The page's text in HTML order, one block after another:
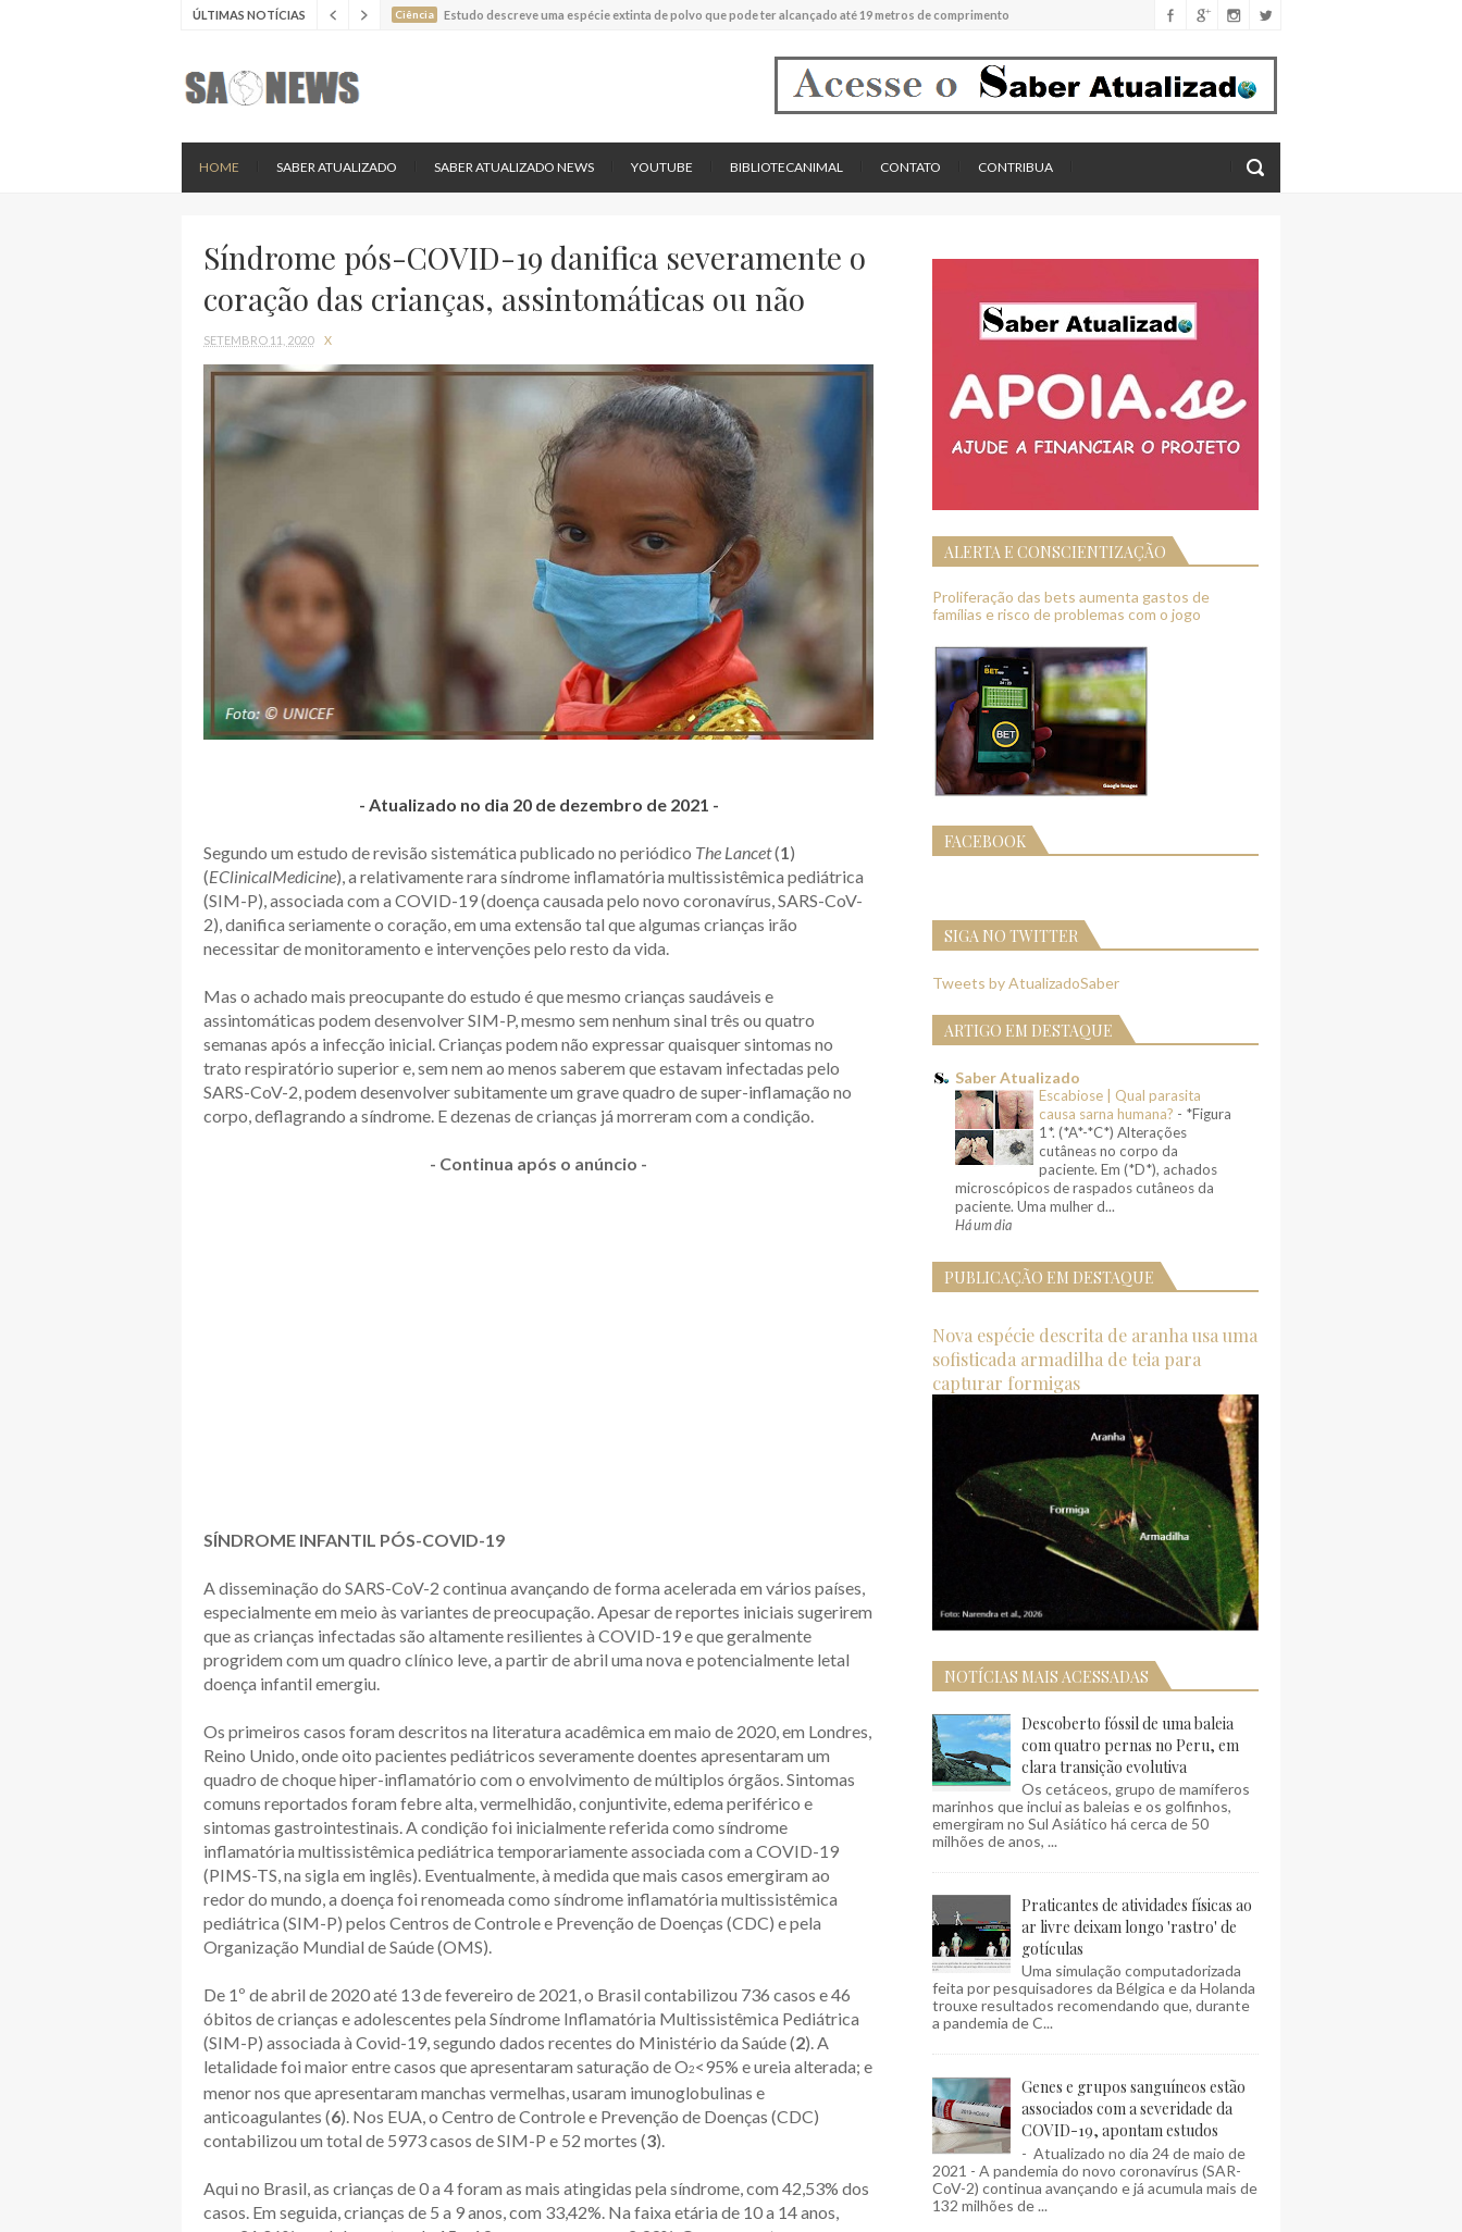
ÚLTIMAS NOTÍCIAS Ciência Batimentos cardíacos promovem supressão do crescimento de cânceres no coração de mamíferos, aponta estudo
Nova espécie descrita de aranha usa uma sofisticada armadilha de teia para capturar formigas
HOME SABER ATUALIZADO SABER ATUALIZADO NEWS YOUTUBE BIBLIOTECANIMAL CONTATO CONTRIBUA
Síndrome pós-COVID-19 danifica severamente o
coração das crianças, assintomáticas ou não
SETEMBRO 11, 2020 X
- Atualizado no dia 20 de dezembro de 2021 -
Segundo um estudo de revisão sistemática publicado no periódico The Lancet(1 )
(EClinicalMedicine), a relativamente rara síndrome inflamatória multissistêmica pediátrica
(SIM-P), associada com a COVID-19 (doença causada pelo novo coronavírus, SARS-CoV-
2), danifica seriamente o coração, em uma extensão tal que algumas crianças irão
necessitar de monitoramento e intervenções pelo resto da vida.
Mas o achado mais preocupante do estudo é que mesmo crianças saudáveis e
assintomáticas podem desenvolver SIM-P, mesmo sem nenhum sinal três ou quatro
semanas após a infecção inicial. Crianças podem não expressar quaisquer sintomas no
trato respiratório superior e, sem nem ao menos saberem que estavam infectadas pelo
SARS-CoV-2, podem desenvolver subitamente um grave quadro de super-inflamação no
corpo, deflagrando a síndrome. E dezenas de crianças já morreram com a condição.
- Continua após o anúncio -
SÍNDROME INFANTIL PÓS-COVID-19
A disseminação do SARS-CoV-2 continua avançando de forma acelerada em vários países,
especialmente em meio às variantes de preocupação. Apesar de reportes iniciais sugerirem
que as crianças infectadas são altamente resilientes à COVID-19 e que geralmente
progridem com um quadro clínico leve, a partir de abril uma nova e potencialmente letal
doença infantil emergiu.
Os primeiros casos foram descritos na literatura acadêmica em maio de 2020, em Londres,
Reino Unido, onde oito pacientes pediátricos severamente doentes apresentaram um
quadro de choque hiper-inflamatório com o envolvimento de múltiplos órgãos. Sintomas
comuns reportados foram febre alta, vermelhidão, conjuntivite, edema periférico e
sintomas gastrointestinais. A condição foi inicialmente referida como síndrome
inflamatória multissistêmica pediátrica temporariamente associada com a COVID-19
(PIMS-TS, na sigla em inglês). Eventualmente, à medida que mais casos emergiram ao
redor do mundo, a doença foi renomeada como síndrome inflamatória multissistêmica
pediátrica (SIM-P) pelos Centros de Controle e Prevenção de Doenças (CDC) e pela
Organização Mundial de Saúde (OMS).
De 1º de abril de 2020 até 13 de fevereiro de 2021, o Brasil contabilizou 736 casos e 46
óbitos de crianças e adolescentes pela Síndrome Inflamatória Multissistêmica Pediátrica
(SIM-P) associada à Covid-19, segundo dados recentes do Ministério da Saúde (2). A
letalidade foi maior entre casos que apresentaram saturação de O2<95% e ureia alterada; e
menor nos que apresentaram manchas vermelhas, usaram imunoglobulinas e
anticoagulantes (6). Nos EUA, o Centro de Controle e Prevenção de Doenças (CDC)
contabilizou um total de 5973 casos de SIM-P e 52 mortes (3).
Aqui no Brasil, as crianças de 0 a 4 foram as mais atingidas pela síndrome, com 42,53% dos
casos. Em seguida, crianças de 5 a 9 anos, com 33,42%. Na faixa etária de 10 a 14 anos,
ALERTA E CONSCIENTIZAÇÃO
Proliferação das bets aumenta gastos de
famílias e risco de problemas com o jogo
FACEBOOK
SIGA NO TWITTER
Tweets by AtualizadoSaber
ARTIGO EM DESTAQUE
Saber Atualizado
Escabiose | Qual parasita
causa sarna humana? - *Figura
1*. (*A*-*C*) Alterações
cutâneas no corpo da
paciente. Em (*D*), achados
microscópicos de raspados cutâneos da
paciente. Uma mulher d...
Há um dia
PUBLICAÇÃO EM DESTAQUE
Nova espécie descrita de aranha usa uma
sofisticada armadilha de teia para
capturar formigas
NOTÍCIAS MAIS ACESSADAS
Descoberto fóssil de uma baleia
com quatro pernas no Peru, em
clara transição evolutiva
Os cetáceos, grupo de mamíferos
marinhos que inclui as baleias e os golfinhos,
emergiram no Sul Asiático há cerca de 50
milhões de anos, ...
Praticantes de atividades físicas ao
ar livre deixam longo 'rastro' de
gotículas
Uma simulação computadorizada
feita por pesquisadores da Bélgica e da Holanda
trouxe resultados recomendando que, durante
a pandemia de C...
Genes e grupos sanguíneos estão
associados com a severidade da
COVID-19, apontam estudos
- Atualizado no dia 24 de maio de
2021 - A pandemia do novo coronavírus (SAR-
CoV-2) continua avançando e já acumula mais de
132 milhões de ...